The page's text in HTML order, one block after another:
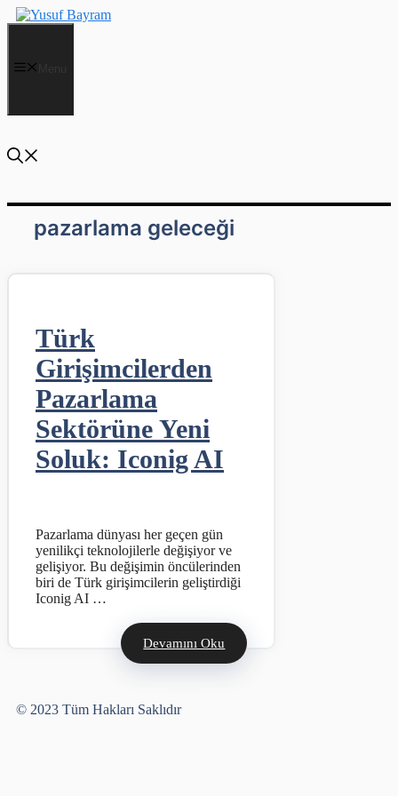
İçeriğe
atla
Menu
pazarlama geleceği
Türk
Girişimcilerden
Pazarlama
Sektörüne Yeni
Soluk: Iconig AI
Pazarlama dünyası her geçen gün
yenilikçi teknolojilerle değişiyor ve
gelişiyor. Bu değişimin öncülerinden
biri de Türk girişimcilerin geliştirdiği
Iconig AI …
Devamını Oku
© 2023 Tüm Hakları Saklıdır